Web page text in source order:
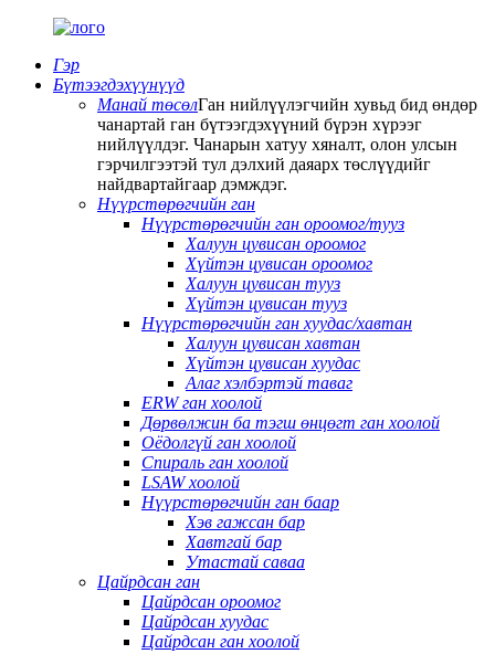
Гэр
Бүтээгдэхүүнүүд
Манай төсөлГан нийлүүлэгчийн хувьд бид өндөр
чанартай ган бүтээгдэхүүний бүрэн хүрээг
нийлүүлдэг. Чанарын хатуу хяналт, олон улсын
гэрчилгээтэй тул дэлхий даяарх төслүүдийг
найдвартайгаар дэмждэг.
Нүүрстөрөгчийн ган
Нүүрстөрөгчийн ган ороомог/тууз
Халуун цувисан ороомог
Хүйтэн цувисан ороомог
Халуун цувисан тууз
Хүйтэн цувисан тууз
Нүүрстөрөгчийн ган хуудас/хавтан
Халуун цувисан хавтан
Хүйтэн цувисан хуудас
Алаг хэлбэртэй таваг
ERW ган хоолой
Дөрвөлжин ба тэгш өнцөгт ган хоолой
Оёдолгүй ган хоолой
Спираль ган хоолой
LSAW хоолой
Нүүрстөрөгчийн ган баар
Хэв гажсан бар
Хавтгай бар
Утастай саваа
Цайрдсан ган
Цайрдсан ороомог
Цайрдсан хуудас
Цайрдсан ган хоолой